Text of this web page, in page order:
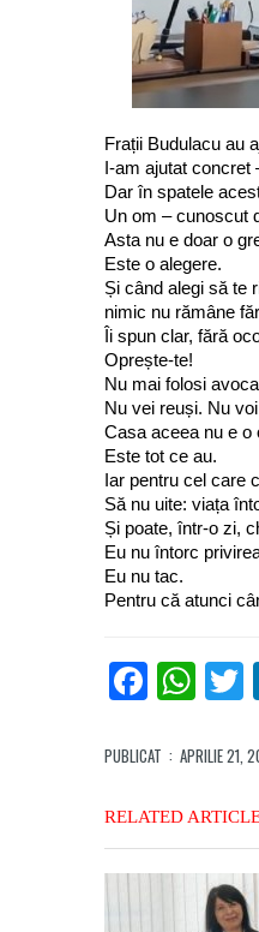
Frații Budulacu au
I-am ajutat concret
Dar în spatele
Un om – cunoscut
Asta nu e doar o
Este o alegere.
Și când alegi să te
nimic nu rămâne
Îi spun clar, fără
Oprește-te!
Nu mai folosi
Nu vei reuși. Nu
Casa aceea nu e o
Este tot ce au.
Iar pentru cel care
Să nu uite: viața
Și poate, într-o zi,
Eu nu întorc
Eu nu tac.
Pentru că atunci
PUBLICAT : APRILIE 21,
RELATED